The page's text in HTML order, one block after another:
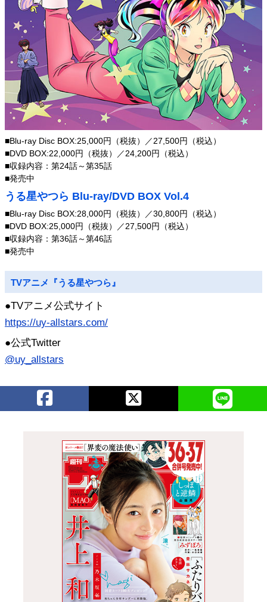
■Blu-ray Disc BOX:25,000円（税抜）／27,500円（税込）
■DVD BOX:22,000円（税抜）／24,200円（税込）
■収録内容：第24話～第35話
■発売中
うる星やつら Blu-ray/DVD BOX Vol.4
■Blu-ray Disc BOX:28,000円（税抜）／30,800円（税込）
■DVD BOX:25,000円（税抜）／27,500円（税込）
■収録内容：第36話～第46話
■発売中
TVアニメ『うる星やつら』
●TVアニメ公式サイト
https://uy-allstars.com/
●公式Twitter
@uy_allstars